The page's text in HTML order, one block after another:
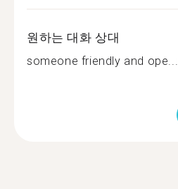
원하는 대화 상대
someone friendly and ope...